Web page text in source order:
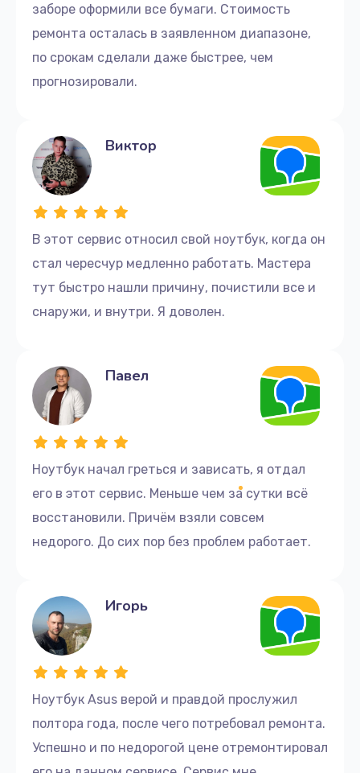
заборе оформили все бумаги. Стоимость
ремонта осталась в заявленном диапазоне,
по срокам сделали даже быстрее, чем
прогнозировали.
В этот сервис относил свой ноутбук, когда он
стал чересчур медленно работать. Мастера
тут быстро нашли причину, почистили все и
снаружи, и внутри. Я доволен.
Виктор
Ноутбук начал греться и зависать, я отдал
его в этот сервис. Меньше чем за сутки всё
восстановили. Причём взяли совсем
недорого. До сих пор без проблем работает.
Павел
Ноутбук Asus верой и правдой прослужил
полтора года, после чего потребовал ремонта.
Успешно и по недорогой цене отремонтировал
Игорь